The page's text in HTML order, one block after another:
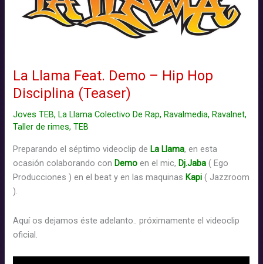
La Llama Feat. Demo – Hip Hop
Disciplina (Teaser)
Joves TEB, La Llama Colectivo De Rap, Ravalmedia, Ravalnet,
Taller de rimes,TEB
Preparando el séptimo videoclip deLa Llama, en esta
ocasión colaborando conDemo en el mic,Dj.Jaba ( Ego
Producciones ) en el beat y en las maquinasKapi ( Jazzroom
).
Aquí os dejamos éste adelanto.. próximamente el videoclip
oficial.